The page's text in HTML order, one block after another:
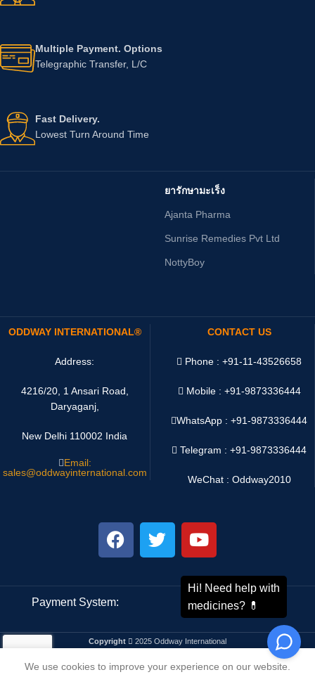
Multiple Payment. Options
Telegraphic Transfer, L/C
Fast Delivery.
Lowest Turn Around Time
ยารักษามะเร็ง
Ajanta Pharma
Sunrise Remedies Pvt Ltd
NottyBoy
ODDWAY INTERNATIONAL®
Address:
4216/20, 1 Ansari Road,
Daryaganj,
New Delhi 110002 India
Email:
sales@oddwayinternational.com
CONTACT US
Phone : +91-11-43526658
Mobile : +91-9873336444
WhatsApp :+91-9873336444
Telegram : +91-9873336444
WeChat : Oddway2010
Payment System: Shipping System:
Copyright 2025 Oddway International
We use cookies to improve your experience on our website.